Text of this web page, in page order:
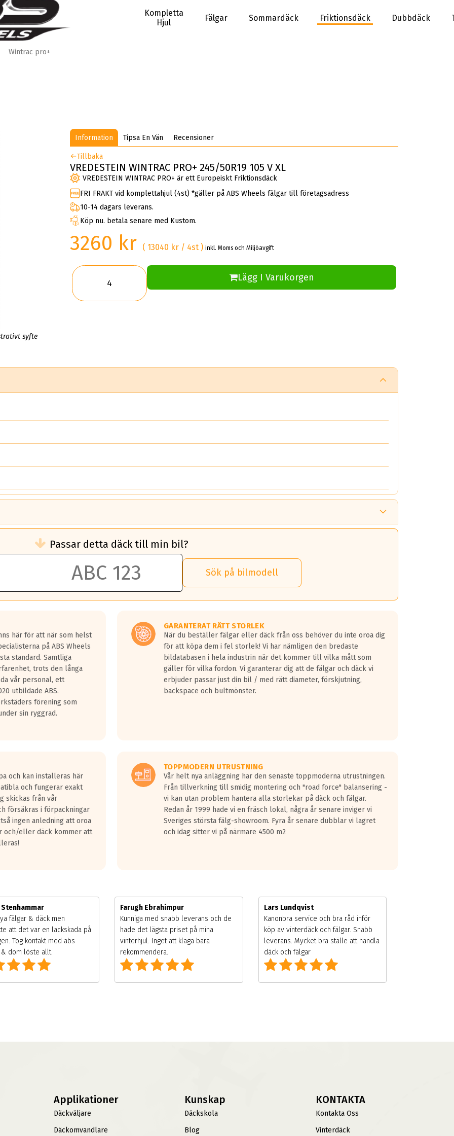
Kompletta
Hjul
Fälgar Sommardäck Friktionsdäck Dubbdäck
Wintrac pro+
syfte
Information Tipsa En Vän Recensioner
Tillbaka
VREDESTEIN WINTRAC PRO+ 245/50R19 105 V XL
VREDESTEIN WINTRAC PRO+ är ett Europeiskt Friktionsdäck
FRI FRAKT vid komplettahjul (4st) *gäller på ABS Wheels fälgar till företagsadress
10-14 dagars leverans.
Köp nu. betala senare med Kustom.
3260 kr ( 13040 kr / 4st )inkl. Moms och Miljöavgift
Lägg I Varukorgen
än ett klass G däck.
50 liter bränsle med ett klass A däck gentemot ett klass G däck.
vilken rutt du kör, samt vilken körstil du använder.
lastbilar.
på en väg där det ligger 0.5-1.5 mm vatten.
fyra billängder( ca 18meter) mellan däck med betyg A gentemot
överträffa motorljudet.
ett däck med vågar. Hög bullernivå markeras med svarta vågor
kraven som finns i dagsläget, men är inte längre tillåtna enligt nya
Passar detta däck till min bil?
Sök på bilmodell
här för att när som helst
på ABS Wheels
standard. Samtliga
trots den långa
vår personal, ett
utbildade ABS.
förening som
sin ryggrad.
GARANTERAT RÄTT STORLEK
När du beställer fälgar eller däck från oss behöver du inte oroa dig
för att köpa dem i fel storlek! Vi har nämligen den bredaste
bildatabasen i hela industrin när det kommer till vilka mått som
gäller för vilka fordon. Vi garanterar dig att de fälgar och däck vi
erbjuder passar just din bil / med rätt diameter, förskjutning,
backspace och bultmönster.
och kan installeras här
och fungerar exakt
skickas från vår
försäkras i förpackningar
ingen anledning att oroa
och/eller däck kommer att
TOPPMODERN UTRUSTNING
Vår helt nya anläggning har den senaste toppmoderna utrustningen.
Från tillverkning till smidig montering och "road force" balansering -
vi kan utan problem hantera alla storlekar på däck och fälgar.
Redan år 1999 hade vi en fräsch lokal, några år senare inviger vi
Sveriges största fälg-showroom. Fyra år senare dubblar vi lagret
och idag sitter vi på närmare 4500 m2
Stenhammar
fälgar & däck men
att det var en lackskada på
Tog kontakt med abs
dom löste allt.
Farugh Ebrahimpur
Kunniga med snabb leverans och de
hade det lägsta priset på mina
vinterhjul. Inget att klaga bara
rekommendera.
Lars Lundqvist
Kanonbra service och bra råd inför
köp av vinterdäck och fälgar. Snabb
leverans. Mycket bra ställe att handla
däck och fälgar
Applikationer
Däckväljare
Däckomvandlare
Kunskap
Däckskola
Blog
KONTAKTA
Kontakta Oss
Vinterdäck